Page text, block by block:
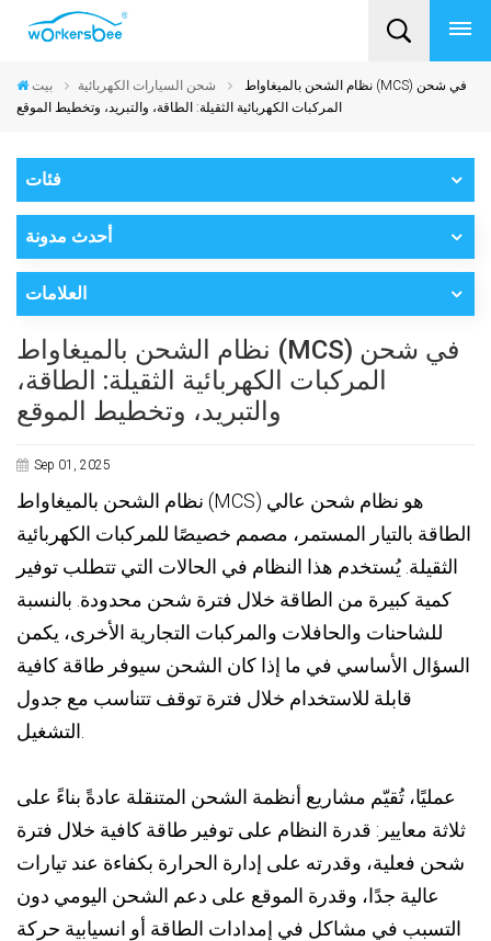
بيت شحن السيارات الكهربائية
نظام الشحن بالميغاواط (MCS) في شحن
المركبات الكهربائية الثقيلة: الطاقة، والتبريد، وتخطيط الموقع
فئات
أحدث مدونة
العلامات
نظام الشحن بالميغاواط (MCS) في شحن
المركبات الكهربائية الثقيلة: الطاقة،
والتبريد، وتخطيط الموقع
Sep 01, 2025
نظام الشحن بالميغاواط (MCS) هو نظام شحن عالي
الطاقة بالتيار المستمر، مصمم خصيصًا للمركبات الكهربائية
الثقيلة. يُستخدم هذا النظام في الحالات التي تتطلب توفير
كمية كبيرة من الطاقة خلال فترة شحن محدودة. بالنسبة
للشاحنات والحافلات والمركبات التجارية الأخرى، يكمن
السؤال الأساسي في ما إذا كان الشحن سيوفر طاقة كافية
قابلة للاستخدام خلال فترة توقف تتناسب مع جدول
عمليًا، تُقيّم مشاريع أنظمة الشحن المتنقلة عادةً بناءً على
ثلاثة معايير: قدرة النظام على توفير طاقة كافية خلال فترة
شحن فعلية، وقدرته على إدارة الحرارة بكفاءة عند تيارات
عالية جدًا، وقدرة الموقع على دعم الشحن اليومي دون
التسبب في مشاكل في إمدادات الطاقة أو انسيابية حركة